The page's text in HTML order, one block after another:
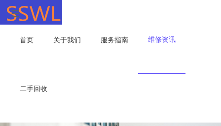
首页 关于我们 服务指南 维修资讯
二手回收